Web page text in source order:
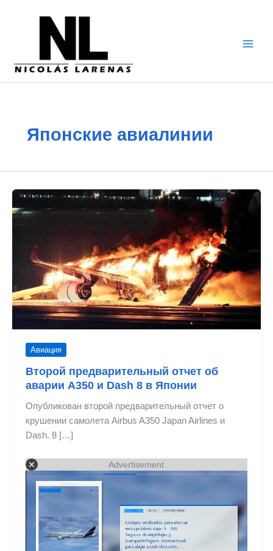
содержимому
Японские авиалинии
Авиация
Второй предварительный отчет об
аварии A350 и Dash 8 в Японии
Опубликован второй предварительный отчет о
крушении самолета Airbus A350 Japan Airlines и
Dash. 8 […]
Advertisement